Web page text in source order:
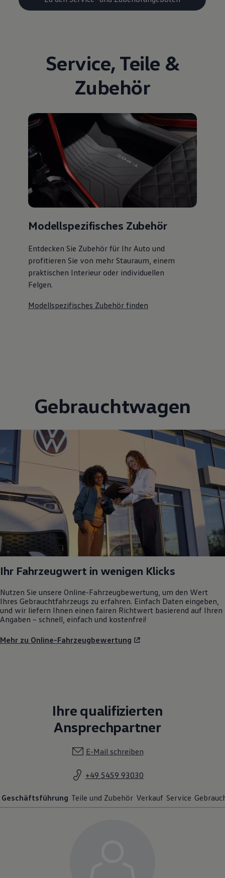
Service, Teile &
Zubehör
Modellspezifisches Zubehör
Entdecken Sie Zubehör für Ihr Auto und
profitieren Sie von mehr Stauraum, einem
praktischen Interieur oder individuellen
Felgen.
Modellspezifisches Zubehör finden
Gebrauchtwagen
Ihr Fahrzeugwert in wenigen Klicks
Nutzen Sie unsere Online-Fahrzeugbewertung, um den Wert
Ihres Gebrauchtfahrzeugs zu erfahren. Einfach Daten eingeben,
und wir liefern Ihnen einen fairen Richtwert basierend auf Ihren
Angaben – schnell, einfach und kostenfrei!
Mehr zu Online-Fahrzeugbewertung
Ihre qualifizierten
Ansprechpartner
E-Mail schreiben
+49 5459 93030
Geschäftsführung Teile und Zubehör Verkauf Service